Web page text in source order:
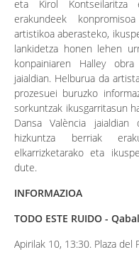
eta Kirol Kontseilaritza
erakundeek
artistikoa aberasteko,
lankidetza honen lehen
konpainiaren Halley
jaialdian. Helburua da
prozesuei buruzko
sorkuntzak ikusgarritasun
Dansa València
hizkuntza berriak
elkarrizketarako eta
dute.
INFORMAZIOA
TODO ESTE RUIDO -
Apirilak 10, 13:30. Plaza del